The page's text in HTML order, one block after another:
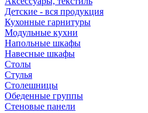
Детские - вся продукция
Кухонные гарнитуры
Модульные кухни
Напольные шкафы
Навесные шкафы
Столы
Стулья
Столешницы
Обеденные группы
Стеновые панели